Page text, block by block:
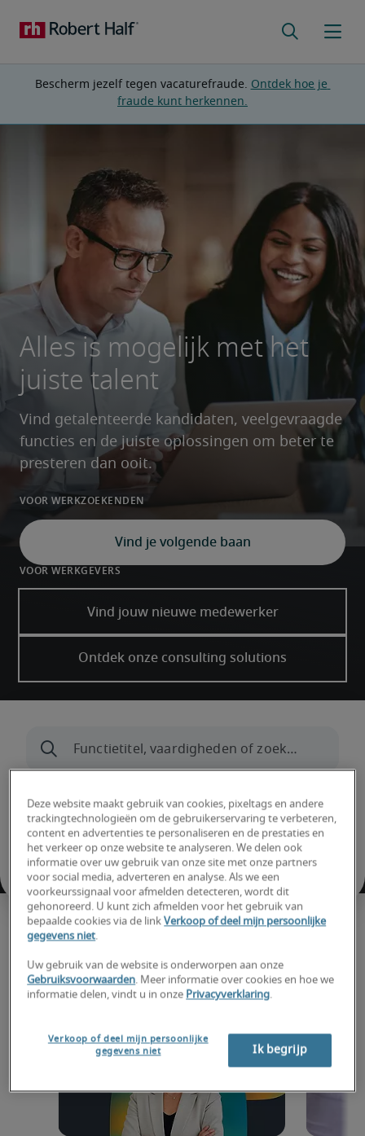
Bescherm jezelf tegen vacaturefraude. Ontdek hoe je
fraude kunt herkennen.
Alles is mogelijk met het
juiste talent
Vind getalenteerde kandidaten, veelgevraagde
functies en de juiste oplossingen om beter te
presteren dan ooit.
Voor werkzoekenden
Vind je volgende baan
Voor werkgevers
Vind jouw nieuwe medewerker
Ontdek onze consulting solutions
Rekruteringstrends en
inzichten
Deze website maakt gebruik van cookies, pixeltags en andere
trackingtechnologieën om de gebruikerservaring te verbeteren,
content en advertenties te personaliseren en de prestaties en
het verkeer op onze website te analyseren. We delen ook
informatie over uw gebruik van onze site met onze partners
voor social media, adverteren en analyse. Als we een
voorkeurssignaal voor afmelden detecteren, wordt dit
gehonoreerd. U kunt zich afmelden voor het gebruik van
bepaalde cookies via de linkVerkoop of deel mijn persoonlijke
gegevens niet.
Uw gebruik van de website is onderworpen aan onze
Gebruiksvoorwaarden. Meer informatie over cookies en hoe we
informatie delen, vindt u in onze Privacyverklaring.
Verkoop of deel mijn persoonlijke
gegevens niet
Ik begrijp